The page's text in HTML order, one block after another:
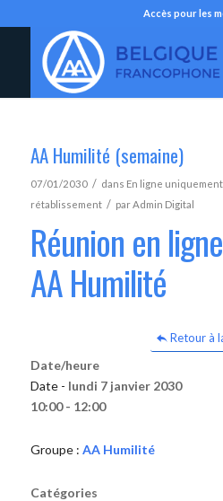
Accès pour les
AA Humilité (semaine)
07/01/2030 / dans En ligne uniquement,
rétablissement / parAdmin Digital
Réunion en
AA Humilité
Retour à
Date/heure
Date - lundi 7 janvier 2030
10:00 - 12:00
Groupe : AA Humilité
Catégories